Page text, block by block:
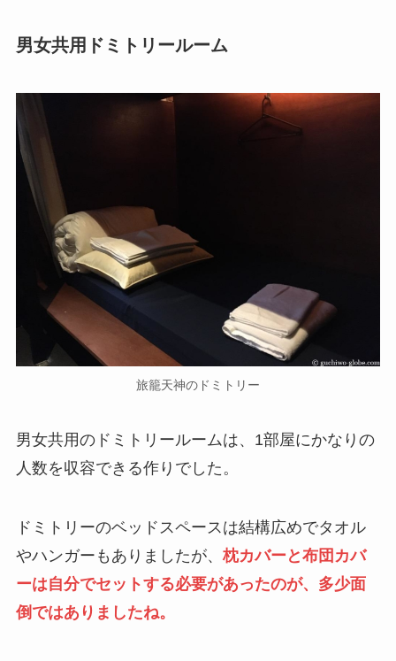
男女共用ドミトリールーム
旅籠天神のドミトリー
男女共用のドミトリールームは、1部屋にかなりの
人数を収容できる作りでした。
ドミトリーのベッドスペースは結構広めでタオル
やハンガーもありましたが、 枕カバーと布団カバ
ーは自分でセットする必要があったのが、多少面
倒ではありましたね。